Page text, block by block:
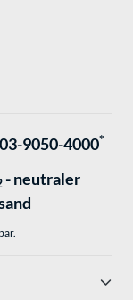
9050-4000*
- neutraler